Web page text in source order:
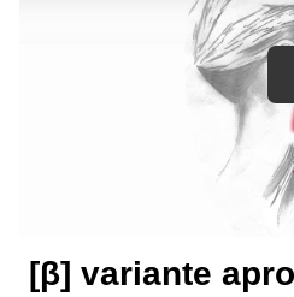
[β] variante